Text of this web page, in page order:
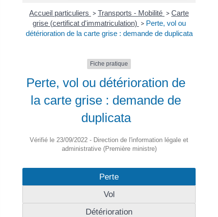
Accueil particuliers > Transports - Mobilité > Carte
grise (certificat d'immatriculation) > Perte, vol ou
détérioration de la carte grise : demande de duplicata
Fiche pratique
Perte, vol ou détérioration de
la carte grise : demande de
duplicata
Vérifié le 23/09/2022 - Direction de l'information légale et
administrative (Première ministre)
Perte
Vol
Détérioration